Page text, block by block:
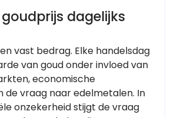
dagelijks
vast bedrag. Elke handelsdag
van goud onder invloed van
economische
de vraag naar edelmetalen. In
onzekerheid stijgt de vraag